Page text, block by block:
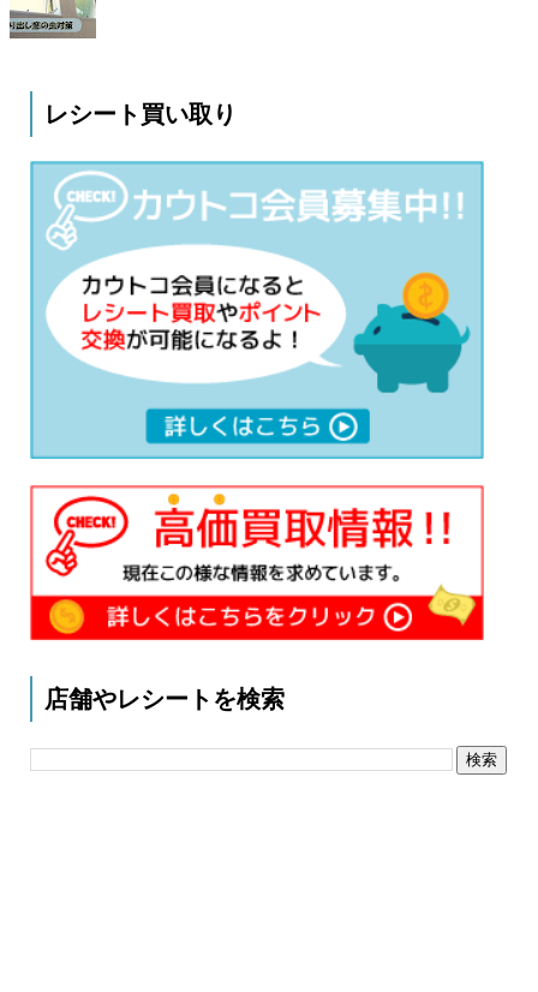
レシート買い取り
店舗やレシートを検索